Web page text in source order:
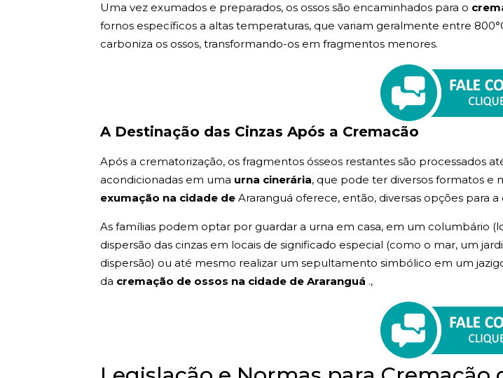
Uma vez exumados e preparados, os ossos são encaminhados para o
fornos específicos a altas temperaturas, que variam geralmente entre
carboniza os ossos, transformando-os em fragmentos menores.
A Destinação das Cinzas Após a Cremacão
Após a crematorização, os fragmentos ósseos restantes são processados
acondicionadas em uma urna cinerária, que pode ter diversos formatos e
exumação na cidade de Araranguá oferece, então, diversas opções para a
As famílias podem optar por guardar a urna em casa, em um columbário
dispersão das cinzas em locais de significado especial (como o mar, um
dispersão) ou até mesmo realizar um sepultamento simbólico em um
da cremação de ossos na cidade de Araranguá .,